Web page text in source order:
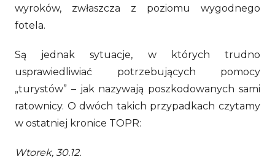
wyroków, zwłaszcza z poziomu wygodnego
fotela.
Są jednak sytuacje, w których trudno
usprawiedliwiać potrzebujących pomocy
„turystów” – jak nazywają poszkodowanych sami
ratownicy. O dwóch takich przypadkach czytamy
w ostatniej kronice TOPR:
Wtorek, 30.12.